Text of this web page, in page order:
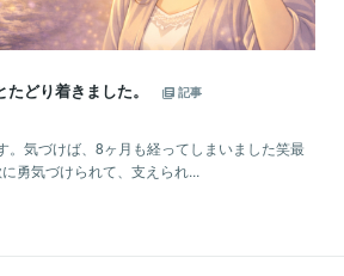
どり着きました。
記事
。気づけば、8ヶ月も経ってしまいました笑最
勇気づけられて、支えられ...